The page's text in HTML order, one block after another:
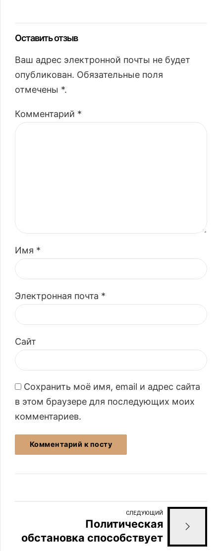
Оставить отзыв
Ваш адрес электронной почты не будет
опубликован. Обязательные поля
отмечены *.
Комментарий *
Имя *
Электронная почта *
Сайт
Сохранить моё имя, email и адрес сайта
в этом браузере для последующих моих
комментариев.
Комментарий к посту
СЛЕДУЮЩИЙ
Политическая
обстановка способствует